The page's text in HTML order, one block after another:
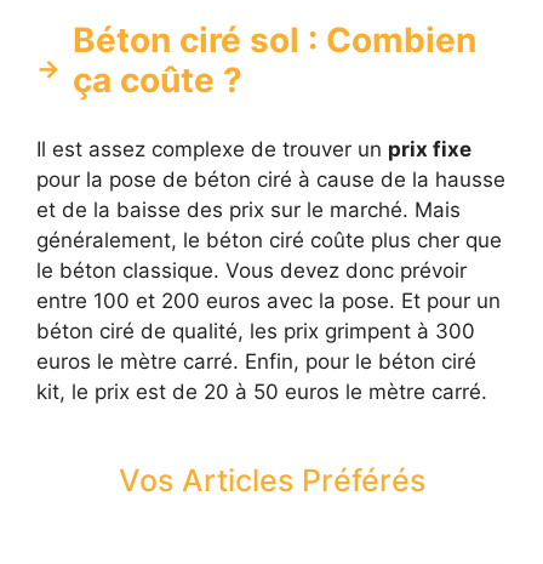
Béton ciré sol : Combien
ça coûte ?
Il est assez complexe de trouver un prix fixe
pour la pose de béton ciré à cause de la hausse
et de la baisse des prix sur le marché. Mais
généralement, le béton ciré coûte plus cher que
le béton classique. Vous devez donc prévoir
entre 100 et 200 euros avec la pose. Et pour un
béton ciré de qualité, les prix grimpent à 300
euros le mètre carré. Enfin, pour le béton ciré
kit, le prix est de 20 à 50 euros le mètre carré.
Vos Articles Préférés